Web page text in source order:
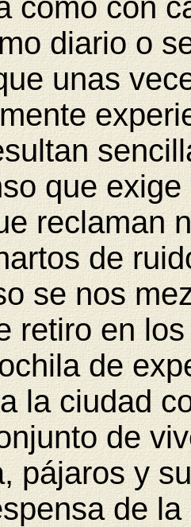
como con
diario o
unas
que
reclaman
de
se nos
retiro en
de
la ciudad
de
pájaros y
de